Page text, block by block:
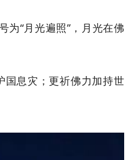
为“月光遍照”，月光在佛
国息灾；更祈佛力加持世